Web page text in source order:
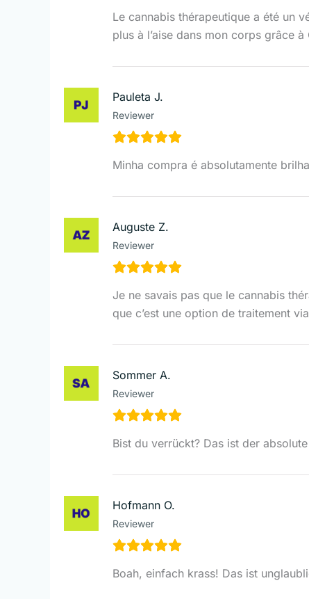
Le cannabis thérapeutique a été un
plus à l’aise dans mon corps grâce à
Pauleta J.
Reviewer
Minha compra é absolutamente
Auguste Z.
Reviewer
Je ne savais pas que le cannabis
que c’est une option de traitement
Sommer A.
Reviewer
Bist du verrückt? Das ist der
Hofmann O.
Reviewer
Boah, einfach krass! Das ist